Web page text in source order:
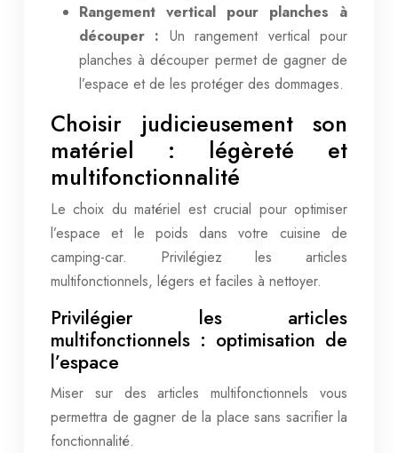
Rangement vertical pour planches à
découper : Un rangement vertical pour
planches à découper permet de gagner de
l’espace et de les protéger des dommages.
Choisir judicieusement son
matériel : légèreté et
multifonctionnalité
Le choix du matériel est crucial pour optimiser
l’espace et le poids dans votre cuisine de
camping-car. Privilégiez les articles
multifonctionnels, légers et faciles à nettoyer.
Privilégier les articles
multifonctionnels : optimisation de
l’espace
Miser sur des articles multifonctionnels vous
permettra de gagner de la place sans sacrifier la
fonctionnalité.